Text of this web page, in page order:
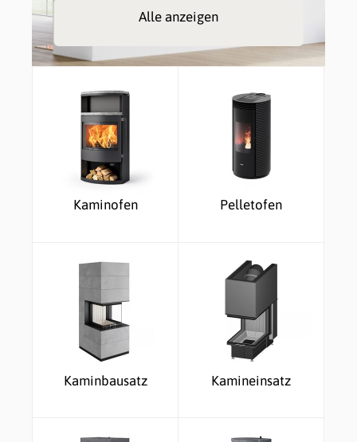
Alle anzeigen
Kaminofen Pelletofen
Kaminbausatz Kamineinsatz